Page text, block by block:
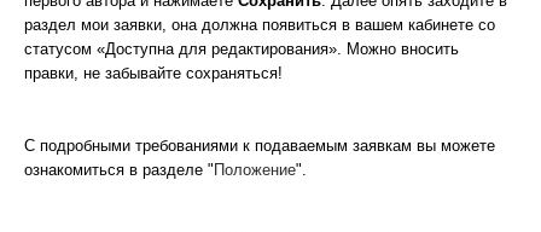
раздел мои заявки, она должна появиться в вашем кабинете со
статусом «Доступна для редактирования». Можно вносить
правки, не забывайте сохраняться!
С подробными требованиями к подаваемым заявкам вы можете
ознакомиться в разделе " Положение".